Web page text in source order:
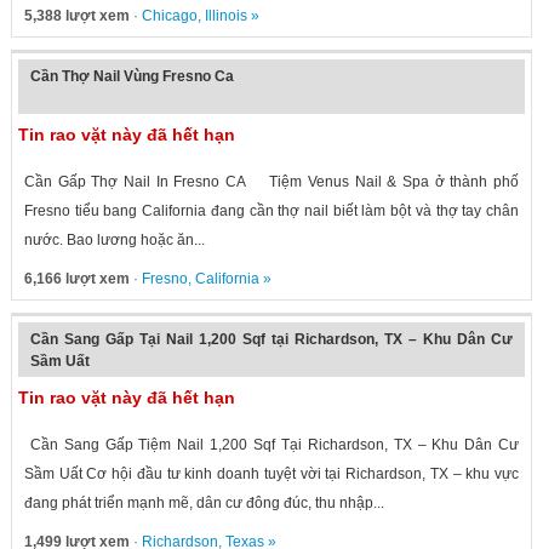
5,388 lượt xem · Chicago, Illinois»
Cần Thợ Nail Vùng Fresno Ca
Tin rao vặt này đã hết hạn
Cần Gấp Thợ Nail In Fresno CA Tiệm Venus Nail & Spa ở thành phố
Fresno tiểu bang California đang cần thợ nail biết làm bột và thợ tay chân
nước. Bao lương hoặc ăn...
6,166 lượt xem · Fresno, California»
Cần Sang Gấp Tại Nail 1,200 Sqf tại Richardson, TX – Khu Dân Cư
Sầm Uất
Tin rao vặt này đã hết hạn
Cần Sang Gấp Tiệm Nail 1,200 Sqf Tại Richardson, TX – Khu Dân Cư
Sầm Uất Cơ hội đầu tư kinh doanh tuyệt vời tại Richardson, TX – khu vực
đang phát triển mạnh mẽ, dân cư đông đúc, thu nhập...
1,499 lượt xem · Richardson, Texas»